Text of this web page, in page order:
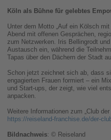
Köln als Bühne für gelebtes
Unter dem Motto „Auf ein Kölsch
Abend mit offenen Gesprächen,
zum Netzwerken. Iris Bellingrodt
Austausch ein, während die
Tapas über den Dächern der Stadt
Schon jetzt zeichnet sich ab, dass
engagierten Frauen formiert – ein
und Start-ups, der zeigt, wie viel
anpacken.
Weitere Informationen zum „Club
https://reiseland-franchise.de/der-
Bildnachweis: © Reiseland